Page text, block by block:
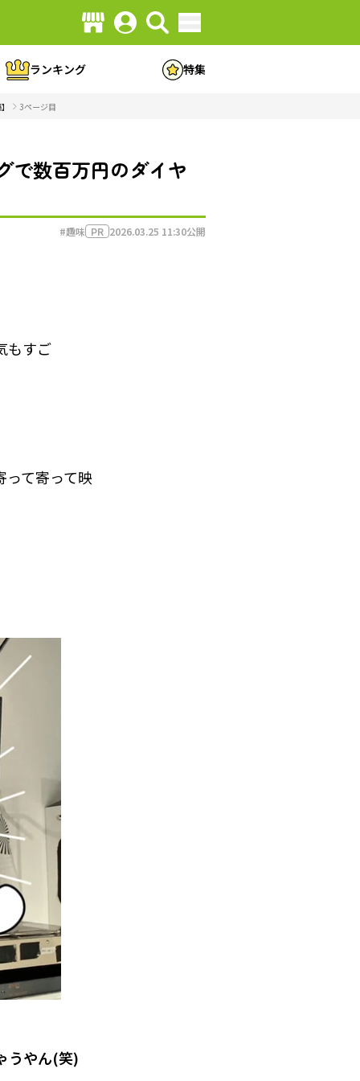
ランキング 特集
3ページ目
で数百万円のダイヤ
#趣味 PR 2026.03.25 11:30公開
もすご
って寄って映
うやん(笑)